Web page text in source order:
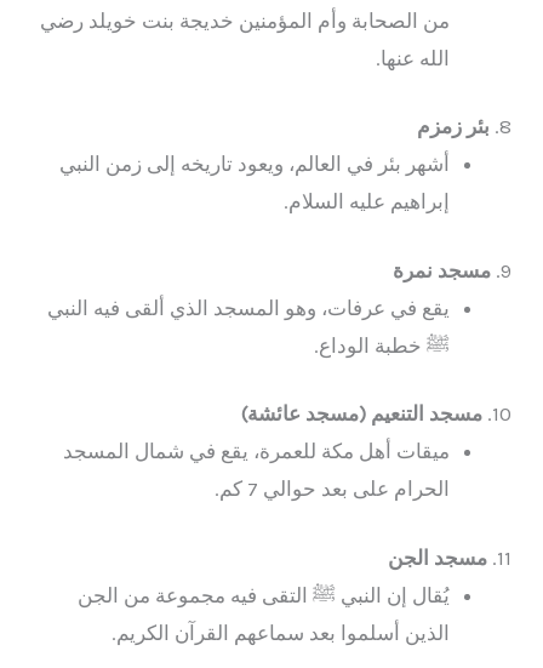
من الصحابة وأم المؤمنين خديجة بنت خويلد رضي
الله عنها.
8. بئر زمزم
أشهر بئر في العالم، ويعود تاريخه إلى زمن النبي
إبراهيم عليه السلام.
9. مسجد نمرة
يقع في عرفات، وهو المسجد الذي ألقى فيه النبي
ﷺ خطبة الوداع.
10. مسجد التنعيم (مسجد عائشة)
ميقات أهل مكة للعمرة، يقع في شمال المسجد
الحرام على بعد حوالي 7 كم.
11. مسجد الجن
يُقال إن النبي ﷺ التقى فيه مجموعة من الجن
الذين أسلموا بعد سماعهم القرآن الكريم.